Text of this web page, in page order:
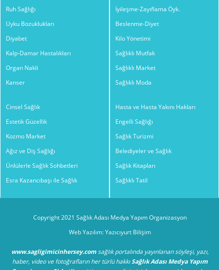
Ruh Sağlığı
Uyku Bozuklukları
Diyabet
Kalp-Damar Hastalıkları
Organ Nakli
Kanser
İyileşme-Zayıflama Öyk.
Beslenme-Diyet
Kilo Yönetimi
Sağlıklı Mutfak
Sağlıklı Market
Sağlıklı Moda
Cinsel Sağlık
Estetik Güzellik
Kozmo Market
Ağız ve Diş Sağlığı
Ünlülerle Sağlık Sohbetleri
Esra Kazancıbaşı ile Sağlık
Hasta ve Hasta Yakını Hakları
Engelli Sağlığı
Sağlık Turizmi
Belediyeler ve Sağlık
Sağlık Kitapları
Sağlıklı Tatil
Copyright 2021 Sağlık Adası Medya Yapım Organizasyon
Web Yazılım: Yazıcıyurt Bilişim
www.sagligimicinhersey.comsağlık portalında yayınlanan söyleşi, yazı,
haber, video ve fotoğrafların her türlü hakkıSağlık Adası Medya Yapım